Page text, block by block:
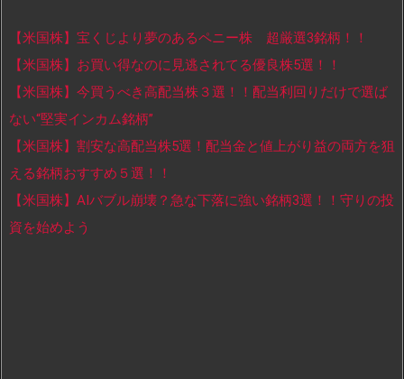
【米国株】宝くじより夢のあるペニー株 超厳選3銘柄！！
【米国株】お買い得なのに見逃されてる優良株5選！！
【米国株】今買うべき高配当株３選！！配当利回りだけで選ば
ない“堅実インカム銘柄”
【米国株】割安な高配当株5選！配当金と値上がり益の両方を狙
える銘柄おすすめ５選！！
【米国株】AIバブル崩壊？急な下落に強い銘柄3選！！守りの投
資を始めよう